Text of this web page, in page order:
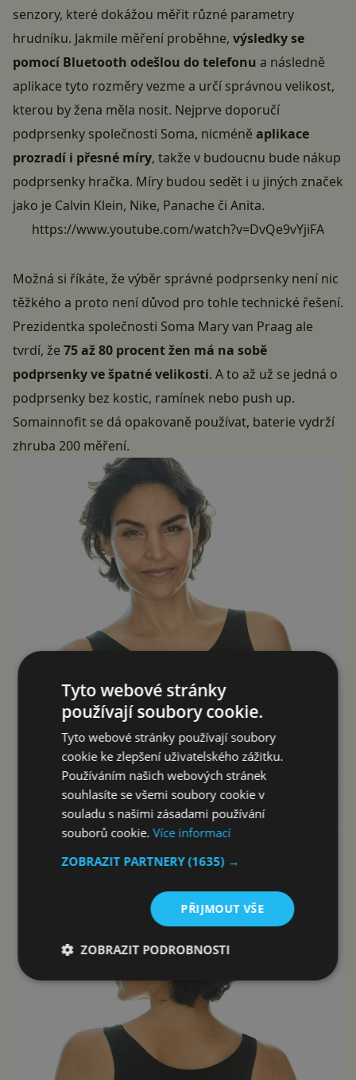
senzory, které dokážou měřit různé parametry
hrudníku. Jakmile měření proběhne, výsledky se
pomocíBluetooth odešlou do telefonu a následně
aplikace tyto rozměry vezme a určí správnou velikost,
kterou by žena měla nosit. Nejprve doporučí
podprsenky společnosti Soma, nicméněaplikace
prozradí i přesné míry, takže v budoucnu bude nákup
podprsenky hračka. Míry budou sedět i u jiných značek
jako je Calvin Klein, Nike, Panache či Anita.
https://www.youtube.com/watch?v=DvQe9vYjiFA
Možná si říkáte, že výběr správné podprsenky není nic
těžkého a proto není důvod pro tohle technické řešení.
Prezidentka společnosti Soma Mary van Praag ale
tvrdí, že75 až 80 procent žen má na sobě
podprsenky ve špatné velikosti. A to až už se jedná o
podprsenky bez kostic, ramínek nebo push up.
Somainnofit se dá opakovaně používat, baterie vydrží
zhruba 200 měření.
Tyto webové stránky
používají soubory cookie.
Tyto webové stránky používají soubory
cookie ke zlepšení uživatelského zážitku.
Používáním našich webových stránek
souhlasíte se všemi soubory cookie v
souladu s našimi zásadami používání
souborů cookie.Více informací
ZOBRAZIT PARTNERY(1635) →
PŘIJMOUT VŠE
ZOBRAZIT PODROBNOSTI